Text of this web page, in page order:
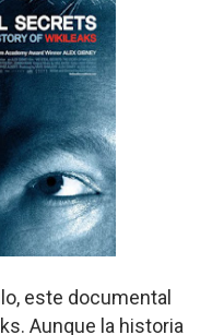
este documental
Aunque la historia